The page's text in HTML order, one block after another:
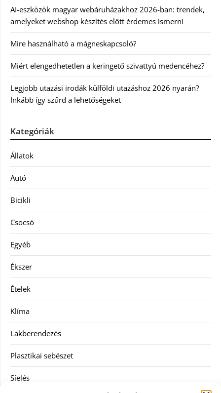
AI-eszközök magyar webáruházakhoz 2026-ban: trendek,
amelyeket webshop készítés előtt érdemes ismerni
Mire használható a mágneskapcsoló?
Miért elengedhetetlen a keringető szivattyú medencéhez?
Legjobb utazási irodák külföldi utazáshoz 2026 nyarán?
Inkább így szűrd a lehetőségeket
Kategóriák
Állatok
Autó
Bicikli
Csocsó
Egyéb
Ékszer
Ételek
Klíma
Lakberendezés
Plasztikai sebészet
Síelés